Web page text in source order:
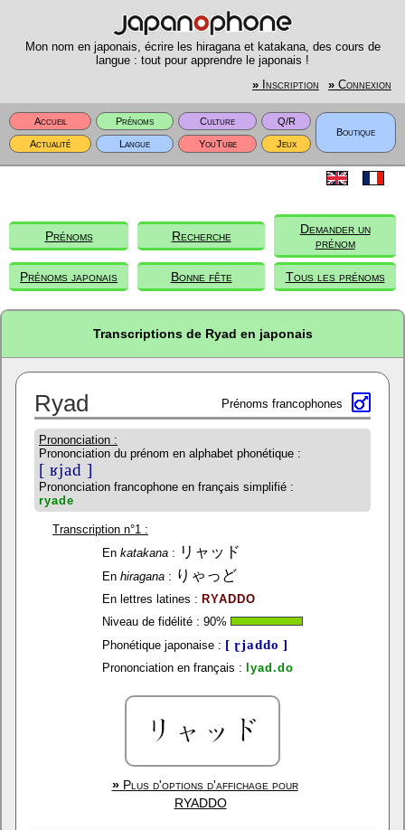
Mon nom en japonais, écrire les hiragana et katakana, des cours de
langue : tout pour apprendre le japonais !
» Inscription » Connexion
Accueil Prénoms Culture
Q/R
Boutique
Actualité
Langue YouTube Jeux
Prénoms Recherche
Demander un
prénom
Prénoms japonais Bonne fête Tous les prénoms
Transcriptions de Ryad en japonais
Ryad Prénoms francophones
Prononciation :
Prononciation du prénom en alphabet phonétique :
[ ʁjad ]
Prononciation francophone en français simplifié :
ryade
Transcription n°1 :
En katakana : リャッド
En hiragana : りゃっど
En lettres latines : RYADDO
Niveau de fidélité : 90%
Phonétique japonaise : [ ɽjaddo ]
Prononciation en français : lyad.do
»Plus d'options d'affichage pour
RYADDO